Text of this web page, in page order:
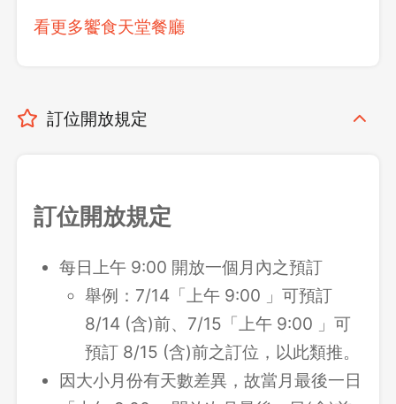
看更多饗食天堂餐廳
訂位開放規定
訂位開放規定
每日上午 9:00 開放一個月內之預訂
舉例：7/14「上午 9:00 」可預訂
8/14 (含)前、7/15「上午 9:00 」可
預訂 8/15 (含)前之訂位，以此類推。
因大小月份有天數差異，故當月最後一日